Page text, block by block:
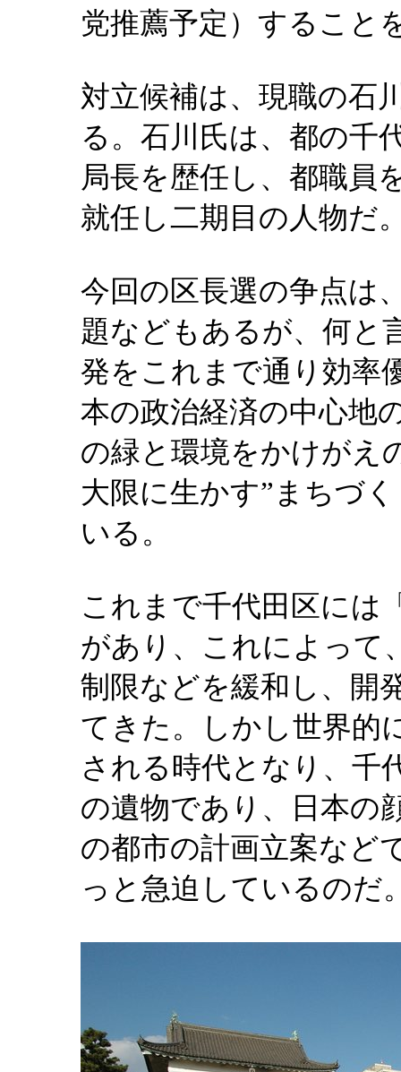
党推薦予定）すること
対立候補は、現職の石
る。石川氏は、都の千
局長を歴任し、都職員
就任し二期目の人物だ
今回の区長選の争点は
題などもあるが、何と
発をこれまで通り効率
本の政治経済の中心地
の緑と環境をかけがえ
大限に生かす”まちづ
いる。
これまで千代田区には
があり、これによって
制限などを緩和し、開
てきた。しかし世界的
される時代となり、千
の遺物であり、日本の
の都市の計画立案など
っと急迫しているのだ